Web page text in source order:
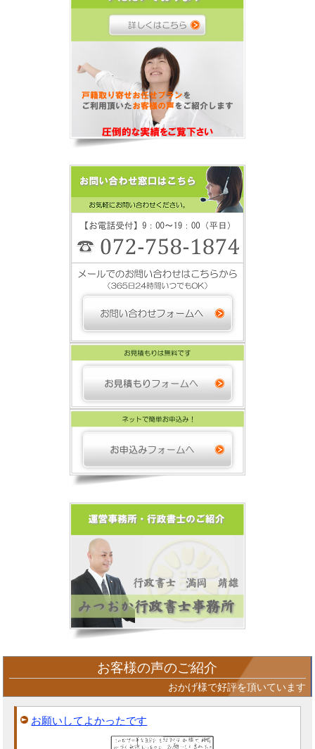
お客様の声のご紹介
おかげ様で好評を頂いています
お願いしてよかったです